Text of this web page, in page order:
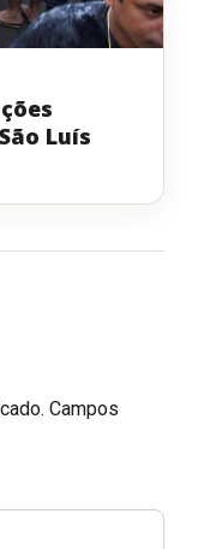
Luís
Campos